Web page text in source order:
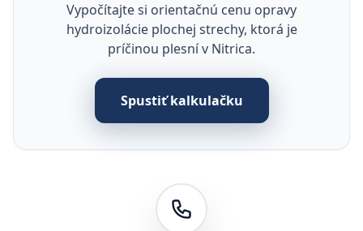
Vypočítajte si orientačnú cenu opravy
hydroizolácie plochej strechy, ktorá je
príčinou plesní v Nitrica.
Spustiť kalkulačku